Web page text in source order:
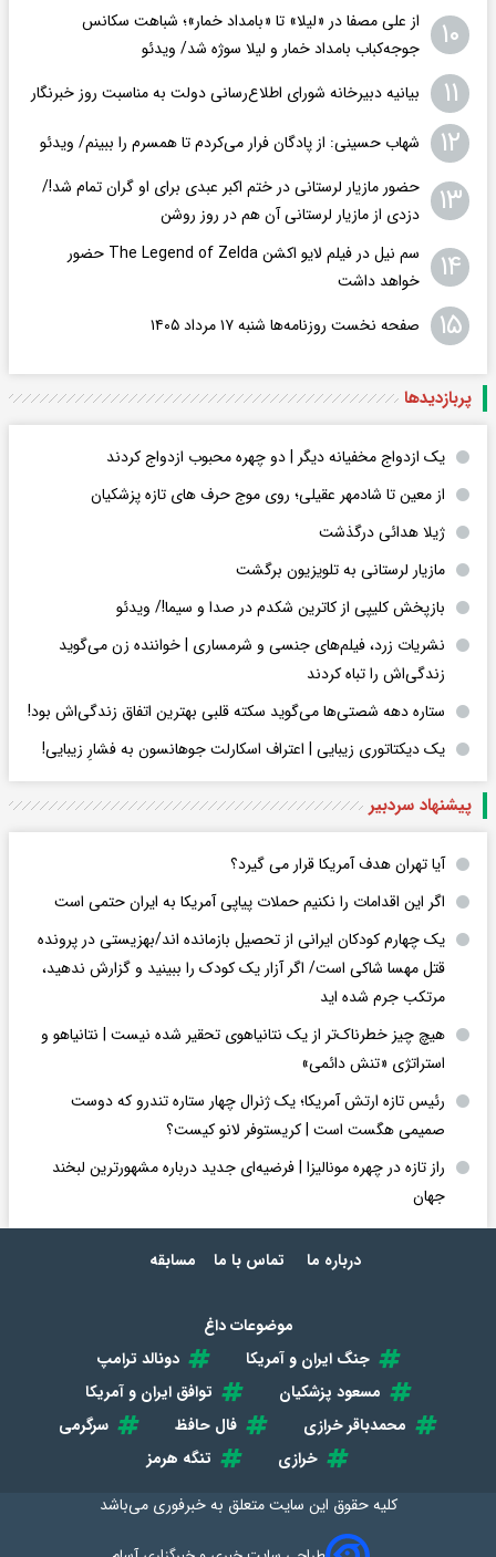
۱۰
از علی مصفا در «لیلا» تا «بامداد خمار»؛ شباهت سکانس
جوجه‌کباب بامداد خمار و لیلا سوژه شد/ ویدئو
۱۱ بیانیه دبیرخانه شورای اطلاع‌رسانی دولت به مناسبت روز خبرنگار
۱۲ شهاب حسینی: از پادگان فرار می‌کردم تا همسرم را ببینم/ ویدئو
۱۳
حضور مازیار لرستانی در ختم اکبر عبدی برای او گران تمام شد!/
دزدی از مازیار لرستانی آن هم در روز روشن
۱۴
سم نیل در فیلم لایو اکشن The Legend of Zelda حضور
خواهد داشت
۱۵ صفحه نخست روزنامه‌ها شنبه ۱۷ مرداد ۱۴۰۵
پربازدید‌ها
یک ازدواج مخفیانه دیگر | دو چهره محبوب ازدواج کردند
از معین تا شادمهر عقیلی؛ روی موج حرف های تازه پزشکیان
ژیلا هدائی درگذشت
مازیار لرستانی به تلویزیون برگشت
بازپخش کلیپی از کاترین شکدم در صدا و سیما!/ ویدئو
نشریات زرد، فیلم‌های جنسی و شرمساری | خواننده زن می‌گوید
زندگی‌اش را تباه کردند
ستاره دهه شصتی‌ها می‌گوید سکته قلبی بهترین اتفاق زندگی‌اش بود!
یک دیکتاتوری زیبایی | اعتراف اسکارلت جوهانسون به فشارِ زیبایی!
پیشنهاد سردبیر
آیا تهران هدف آمریکا قرار می گیرد؟
اگر این اقدامات را نکنیم حملات پیاپی آمریکا به ایران حتمی است
یک چهارم کودکان ایرانی از تحصیل بازمانده اند/بهزیستی در پرونده
قتل مهسا شاکی است/ اگر آزار یک کودک را ببینید و گزارش ندهید،
مرتکب جرم شده اید
هیچ چیز خطرناک‌تر از یک نتانیاهوی تحقیر شده نیست | نتانیاهو و
استراتژی «تنش دائمی»
رئیس تازه ارتش آمریکا؛ یک ژنرال چهار ستاره تندرو که دوست
صمیمی هگست است | کریستوفر لانو کیست؟
راز تازه در چهره مونالیزا | فرضیه‌ای جدید درباره مشهورترین لبخند
جهان
درباره ما تماس با ما مسابقه
موضوعات داغ
جنگ ایران و آمریکا
دونالد ترامپ
مسعود پزشکیان
توافق ایران و آمریکا
محمدباقر خرازی
فال حافظ
سرگرمی
خرازی
تنگه هرمز
کلیه حقوق این سایت متعلق بهخبرفوری می‌باشد